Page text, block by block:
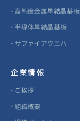
高純度金属単結晶基板
半導体単結晶基板
サファイアウエハ
企業情報
ご挨拶
組織概要